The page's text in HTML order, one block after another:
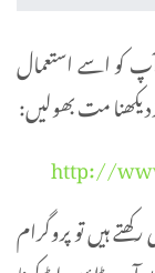
کو اسے استعمال
دیکھنا مت بھولیں:
http://
ہیں تو پروگرام